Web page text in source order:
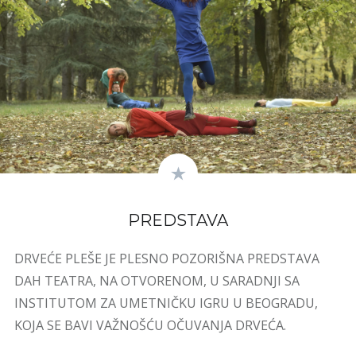
PREDSTAVA
DRVEĆE PLEŠE JE PLESNO POZORIŠNA PREDSTAVA
DAH TEATRA, NA OTVORENOM, U SARADNJI SA
INSTITUTOM ZA UMETNIČKU IGRU U BEOGRADU,
KOJA SE BAVI VAŽNOŠĆU OČUVANJA DRVEĆA.